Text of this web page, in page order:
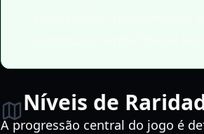
Níveis de
A progressão central do jogo é